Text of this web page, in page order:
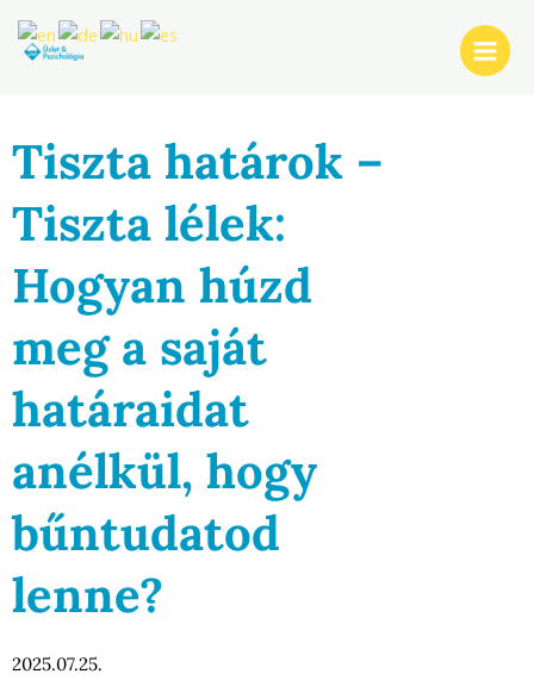
Main
Tiszta határok –
Tiszta lélek:
Hogyan húzd
meg a saját
határaidat
anélkül, hogy
bűntudatod
lenne?
2025.07.25.
navigation